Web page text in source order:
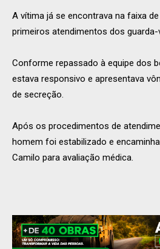
A vítima já se encontrava na faixa
primeiros atendimentos dos guarda-
Conforme repassado à equipe dos
estava responsivo e apresentava
de secreção.
Após os procedimentos de
homem foi estabilizado e
Camilo para avaliação médica.